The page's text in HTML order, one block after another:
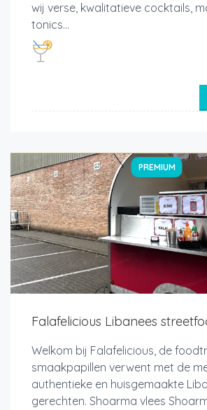
wij verse, kwalitatieve cocktails,
tonics...
PREMIUM
Falafelicious Libanees
Welkom bij Falafelicious, de
smaakpapillen verwent met de
authentieke en huisgemaakte
gerechten. Shoarma vlees